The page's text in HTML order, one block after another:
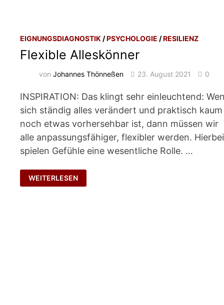
EIGNUNGSDIAGNOSTIK /PSYCHOLOGIE /RESILIENZ
Flexible Alleskönner
vonJohannes Thönneßen 23. August 2021 0
INSPIRATION: Das klingt sehr einleuchtend:
sich ständig alles verändert und praktisch kaum
noch etwas vorhersehbar ist, dann müssen wir
alle anpassungsfähiger, flexibler werden. Hierbei
spielen Gefühle eine wesentliche Rolle. …
FLEXIBLE
ALLESKÖNNER
WEITERLESEN